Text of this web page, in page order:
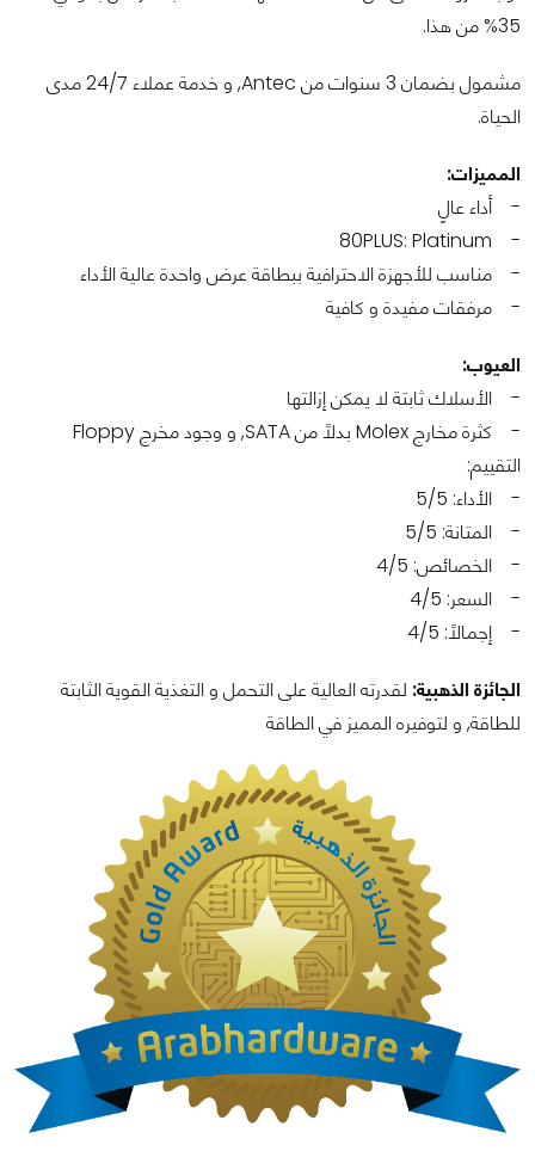
35% من هذا.
مشمول بضمان 3 سنوات من Antec, و خدمة عملاء 24/7 مدى
الحياة.
المميزات:
- أداء عالٍ
- 80PLUS: Platinum
- مناسب للأجهزة الاحترافية ببطاقة عرض واحدة عالية الأداء
- مرفقات مفيدة و كافية
العيوب:
- الأسلاك ثابتة لا يمكن إزالتها
- كثرة مخارج Molex بدلاً من SATA, و وجود مخرج Floppy
التقييم:
- الأداء: 5/5
- المتانة: 5/5
- الخصائص: 4/5
- السعر: 4/5
- إجمالاً: 4/5
الجائزة الذهبية: لقدرته العالية على التحمل و التغذية القوية الثابتة
للطاقة, و لتوفيره المميز في الطاقة